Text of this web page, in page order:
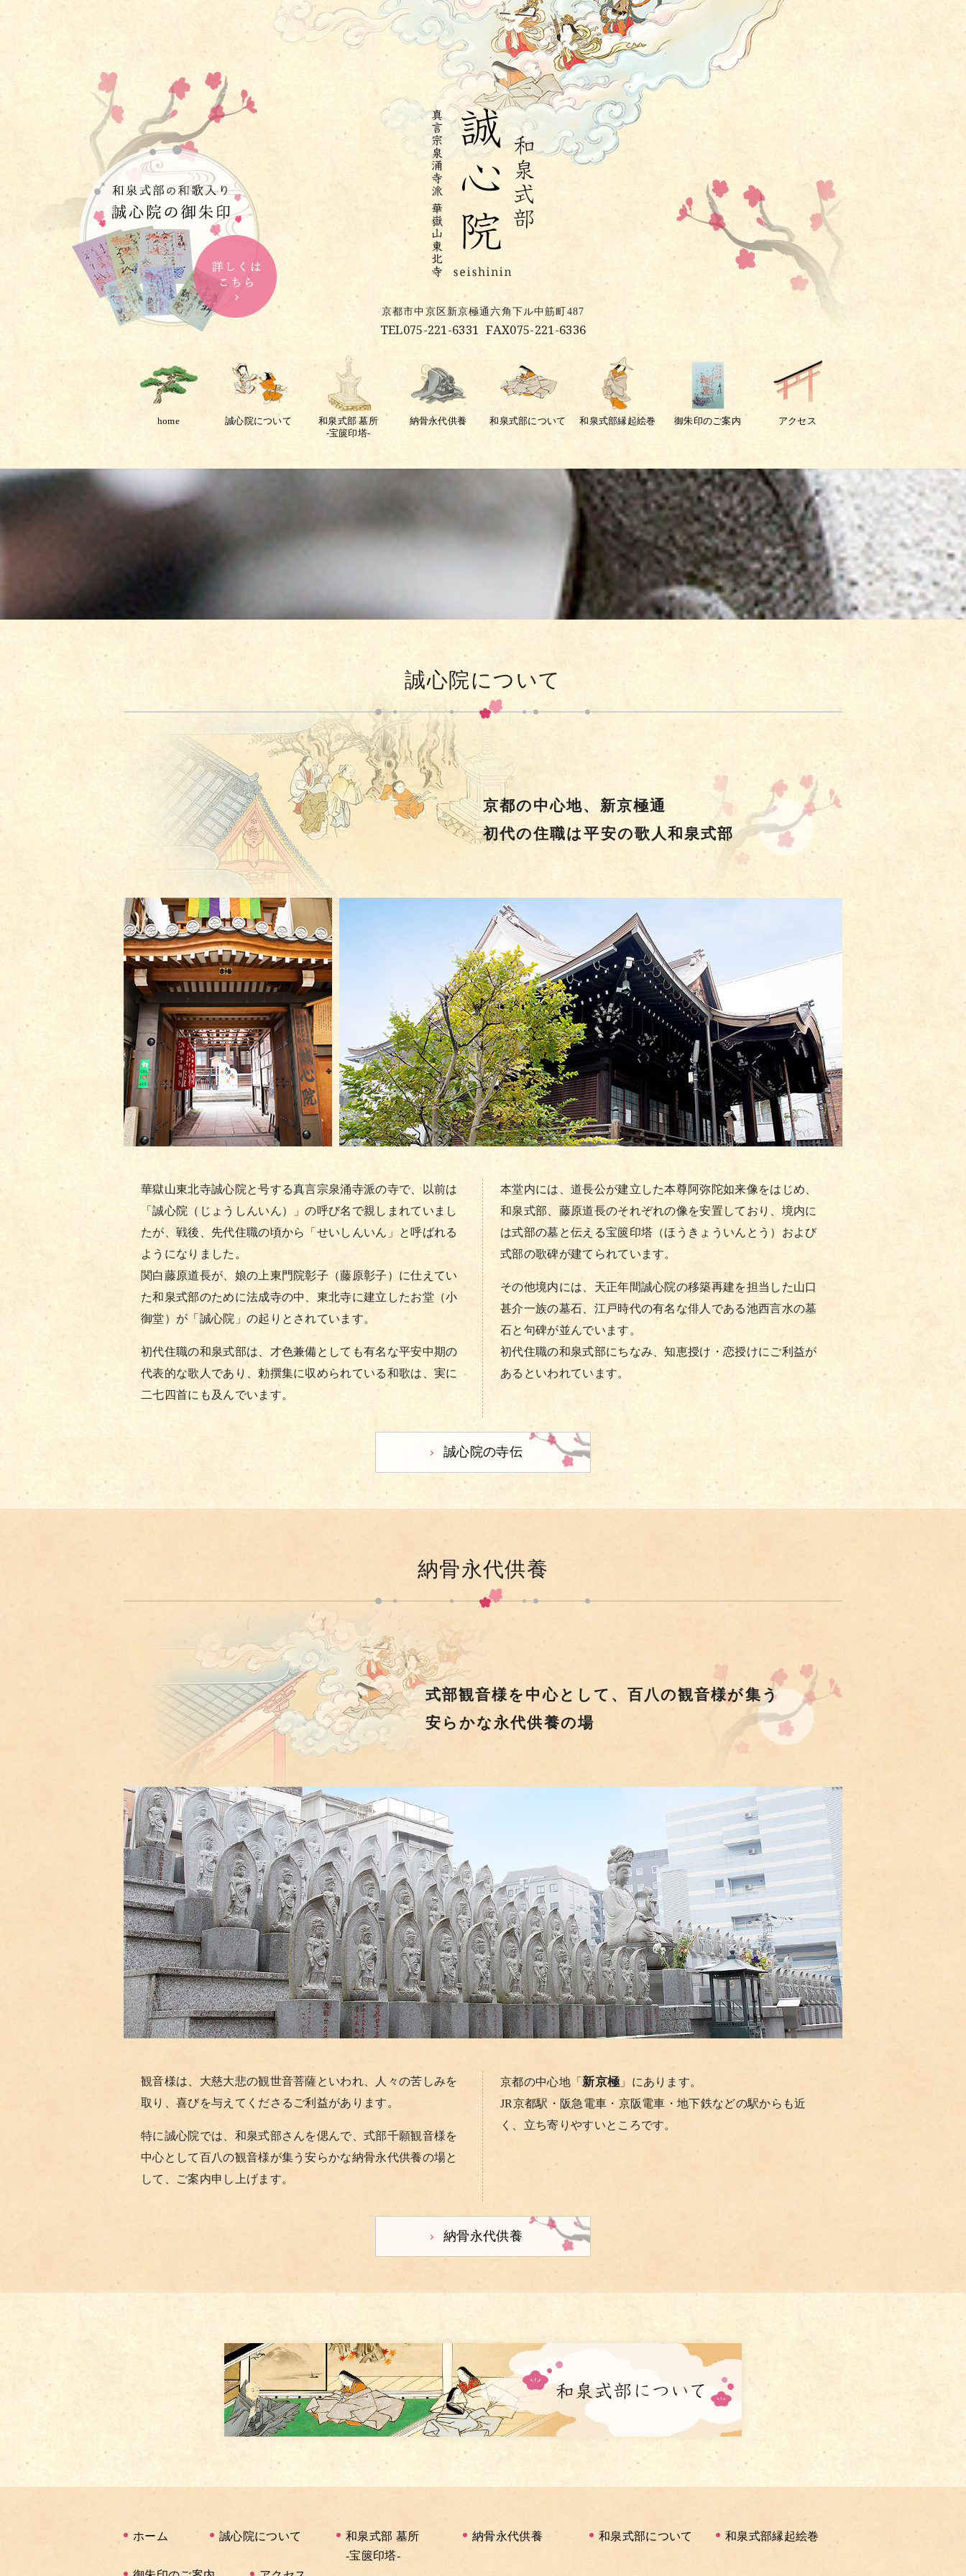
京都市中京区新京極通六角下ル中筋町487
TEL075-221-6331 FAX075-221-6336
home 誠心院について
和泉式部 墓所
-宝篋印塔-
納骨永代供養 和泉式部について 和泉式部縁起絵巻 御朱印のご案内 アクセス
誠心院について
京都の中心地、新京極通
初代の住職は平安の歌人和泉式部
華獄山東北寺誠心院と号する真言宗泉涌寺派の寺で、以前は
「誠心院（じょうしんいん）」の呼び名で親しまれていまし
たが、戦後、先代住職の頃から「せいしんいん」と呼ばれる
ようになりました。
関白藤原道長が、娘の上東門院彰子（藤原彰子）に仕えてい
た和泉式部のために法成寺の中、東北寺に建立したお堂（小
御堂）が「誠心院」の起りとされています。
初代住職の和泉式部は、才色兼備としても有名な平安中期の
代表的な歌人であり、勅撰集に収められている和歌は、実に
二七四首にも及んでいます。
本堂内には、道長公が建立した本尊阿弥陀如来像をはじめ、
和泉式部、藤原道長のそれぞれの像を安置しており、境内に
は式部の墓と伝える宝篋印塔（ほうきょういんとう）および
式部の歌碑が建てられています。
その他境内には、天正年間誠心院の移築再建を担当した山口
甚介一族の墓石、江戸時代の有名な俳人である池西言水の墓
石と句碑が並んでいます。
初代住職の和泉式部にちなみ、知恵授け・恋授けにご利益が
あるといわれています。
誠心院の寺伝
納骨永代供養
式部観音様を中心として、 百八の観音様が集う
安らかな永代供養の場
観音様は、大慈大悲の観世音菩薩といわれ、人々の苦しみを
取り、喜びを与えてくださるご利益があります。
特に誠心院では、和泉式部さんを偲んで、式部千願観音様を
中心として百八の観音様が集う安らかな納骨永代供養の場と
して、ご案内申し上げます。
京都の中心地「 新京極 」にあります。
JR京都駅・阪急電車・京阪電車・地下鉄などの駅からも近
く、立ち寄りやすいところです。
納骨永代供養
ホーム 誠心院について
和泉式部 墓所
-宝篋印塔-
納骨永代供養 和泉式部について 和泉式部縁起絵巻